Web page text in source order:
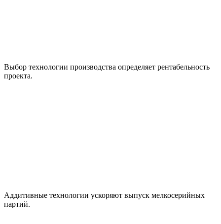
Выбор технологии производства определяет рентабельность
проекта.
Аддитивные технологии ускоряют выпуск мелкосерийных
партий.